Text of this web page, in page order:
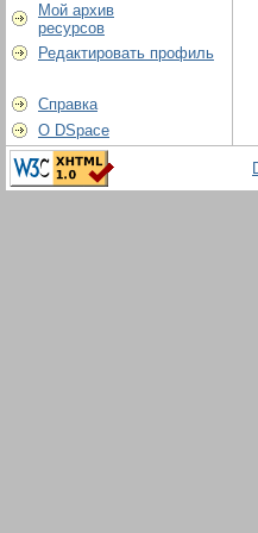
Мой архив
ресурсов
Редактировать профиль
Справка
О DSpace